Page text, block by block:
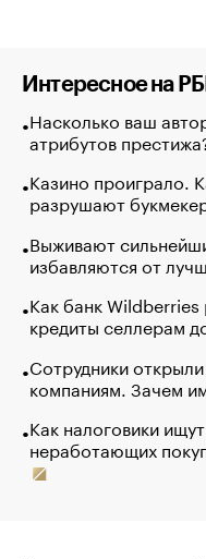
Интересное на
Насколько ваш
атрибутов
Казино проиграло.
разрушают
Выживают
избавляются от
Как банк Wildberries
кредиты селлерам
Сотрудники
компаниям. Зачем
Как налоговики
неработающих